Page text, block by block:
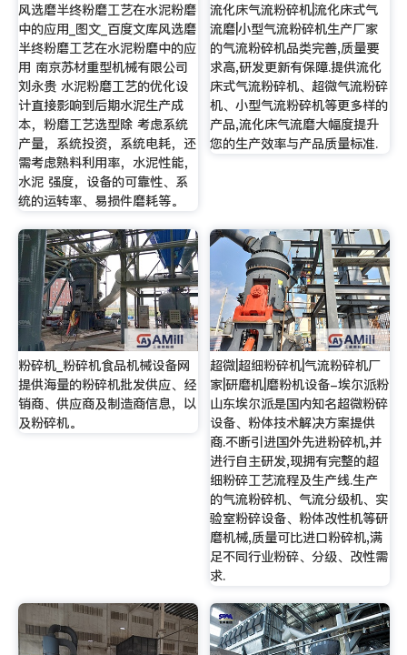
风选磨半终粉磨工艺在水泥粉磨
中的应用_图文_百度文库风选磨
半终粉磨工艺在水泥粉磨中的应
用 南京苏材重型机械有限公司
刘永贵 水泥粉磨工艺的优化设
计直接影响到后期水泥生产成
本，粉磨工艺选型除 考虑系统
产量，系统投资，系统电耗，还
需考虑熟料利用率，水泥性能，
水泥 强度，设备的可靠性、系
统的运转率、易损件磨耗等。
流化床气流粉碎机|流化床式气
流磨|小型气流粉碎机生产厂家
的气流粉碎机品类完善,质量要
求高,研发更新有保障.提供流化
床式气流粉碎机、超微气流粉碎
机、小型气流粉碎机等更多样的
产品,流化床气流磨大幅度提升
您的生产效率与产品质量标准.
粉碎机_粉碎机食品机械设备网
提供海量的粉碎机批发供应、经
销商、供应商及制造商信息，以
及粉碎机。
超微|超细粉碎机|气流粉碎机厂
家|研磨机|磨粉机设备-埃尔派粉
山东埃尔派是国内知名超微粉碎
设备、粉体技术解决方案提供
商.不断引进国外先进粉碎机,并
进行自主研发,现拥有完整的超
细粉碎工艺流程及生产线.生产
的气流粉碎机、气流分级机、实
验室粉碎设备、粉体改性机等研
磨机械,质量可比进口粉碎机,满
足不同行业粉碎、分级、改性需
求.